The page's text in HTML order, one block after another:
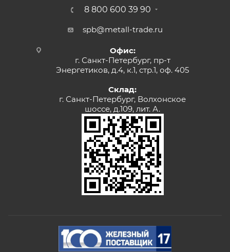
8 800 600 39 90
spb@metall-trade.ru
Офис:
г. Санкт-Петербург, пр-т
Энергетиков, д.4, к.1, стр.1, оф. 405
Склад:
г. Санкт-Петербург, Волхонское
шоссе, д.109, лит. А.